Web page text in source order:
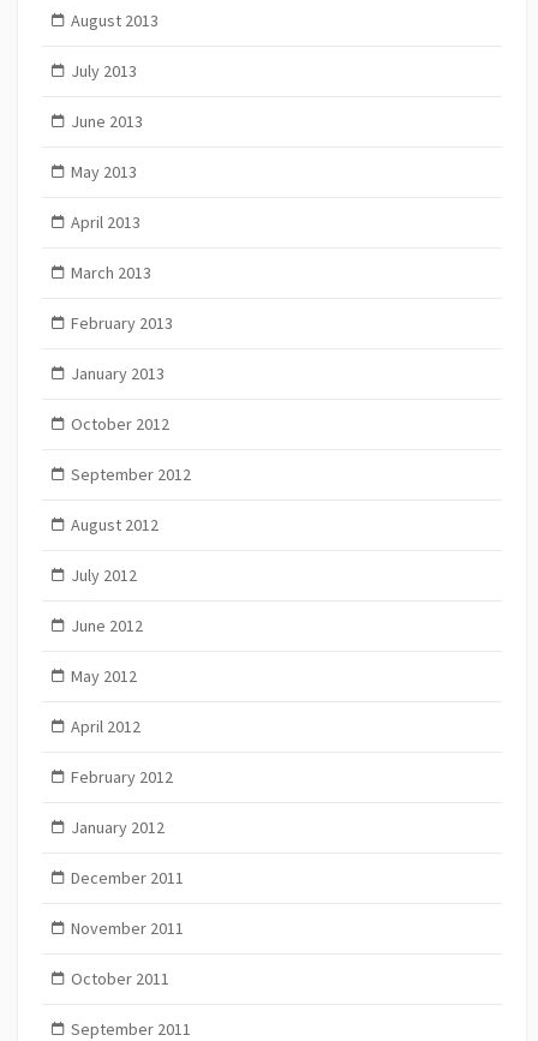
August 2013
July 2013
June 2013
May 2013
April 2013
March 2013
February 2013
January 2013
October 2012
September 2012
August 2012
July 2012
June 2012
May 2012
April 2012
February 2012
January 2012
December 2011
November 2011
October 2011
September 2011